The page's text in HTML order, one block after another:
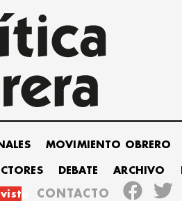
MOVIMIENTO OBRERO
DEBATE ARCHIVO
CONTACTO